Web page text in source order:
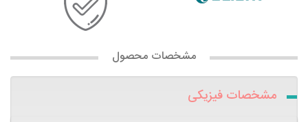
مشخصات محصول
مشخصات فیزیکی